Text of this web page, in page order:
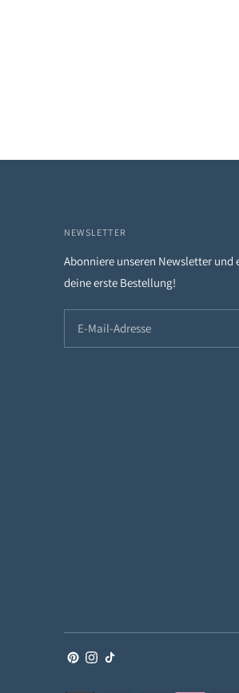
NEWSLETTER
Abonniere unseren Newsletter und
deine erste Bestellung!